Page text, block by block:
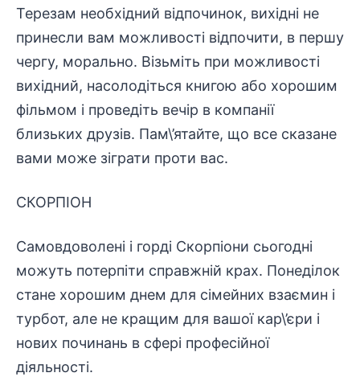
Терезам необхідний відпочинок, вихідні не
принесли вам можливості відпочити, в першу
чергу, морально. Візьміть при можливості
вихідний, насолодіться книгою або хорошим
фільмом і проведіть вечір в компанії
близьких друзів. Пам\’ятайте, що все сказане
вами може зіграти проти вас.
СКОРПІОН
Самовдоволені і горді Скорпіони сьогодні
можуть потерпіти справжній крах. Понеділок
стане хорошим днем ​​для сімейних взаємин і
турбот, але не кращим для вашої кар\’єри і
нових починань в сфері професійної
діяльності.